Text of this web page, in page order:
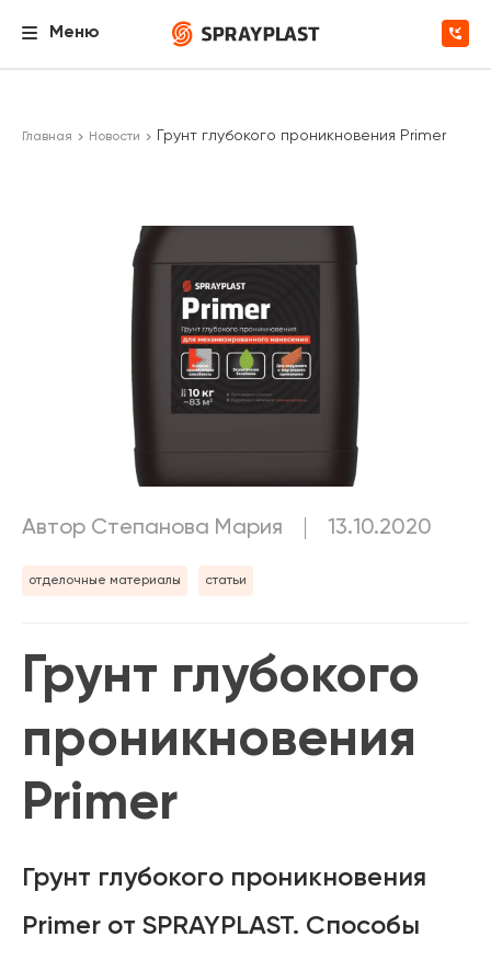
Меню
Главная Новости Грунт глубокого проникновения Primer
Автор Степанова Мария 13.10.2020
отделочные материалы статьи
Грунт глубокого
проникновения
Primer
Грунт глубокого проникновения
Primer от SPRAYPLAST. Способы